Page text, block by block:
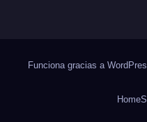
Funciona gracias a
Home